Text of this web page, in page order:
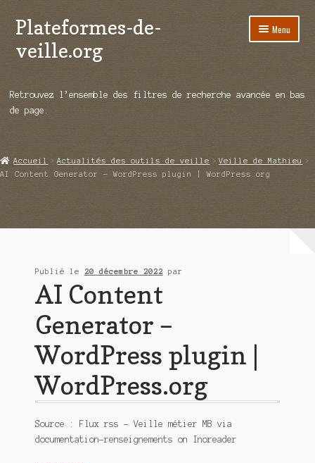
Aller
à
la
Aller
au
contenu
Plateformes-de-
veille.org
Menu
Répertoire d’ouitils
Démos vidéos
Retrouvez l’ensemble des filtres de recherche avancée en bas
de page.
Accueil Actualités des outils de veille
Veille de Mathieu
AI Content Generator – WordPress plugin | WordPress.org
Publié le 20 décembre 2022 par
AI Content
Generator –
WordPress plugin |
WordPress.org
Source : Flux rss – Veille métier MB via
documentation-renseignements on Inoreader